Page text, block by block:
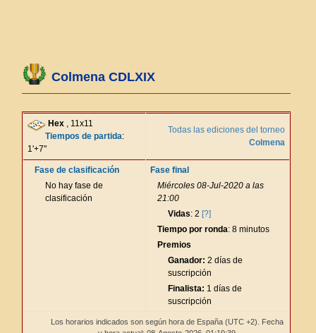
Colmena CDLXIX
Hex , 11x11
Tiempos de partida:
1'+7"
Todas las ediciones del torneo
Colmena
Fase de clasificación
No hay fase de
clasificación
Fase final
Miércoles 08-Jul-2020 a las
21:00
Vidas: 2 [?]
Tiempo por ronda: 8 minutos
Premios
Ganador: 2 días de
suscripción
Finalista: 1 días de
suscripción
Los horarios indicados son según hora de España (UTC +2). Fecha